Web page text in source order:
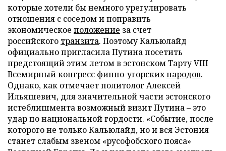
которые хотели бы немного урегулировать
отношения с соседом и поправить
экономическое положение за счет
российского транзита. Поэтому Кальюлайд
официально пригласила Путина посетить
предстоящий этим летом в эстонском Тарту VIII
Всемирный конгресс финно-угорскихнародов.
Однако, как отмечает политолог Алексей
Ильяшевич, для значительной части эстонского
истеблишмента возможный визит Путина – это
удар по национальной гордости. «Событие, после
которого не только Кальюлайд, но и вся Эстония
станет слабым звеном «русофобского пояса»